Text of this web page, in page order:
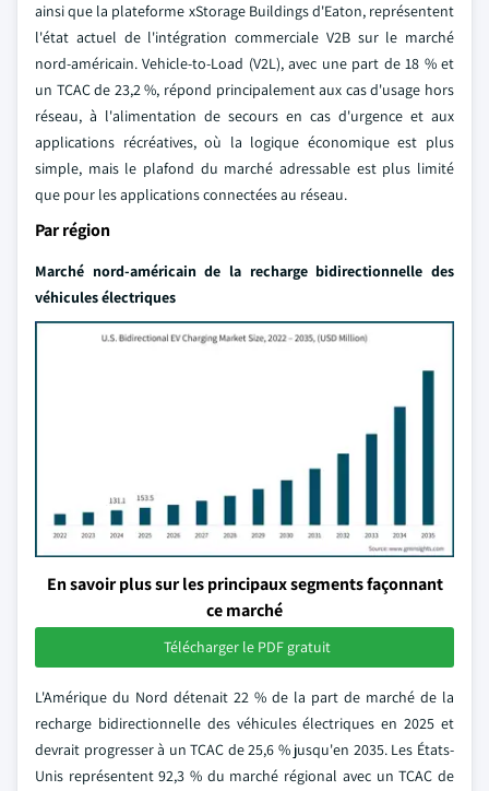
ainsi que la plateforme xStorage Buildings d'Eaton, représentent
l'état actuel de l'intégration commerciale V2B sur le marché
nord-américain. Vehicle-to-Load (V2L), avec une part de 18 % et
un TCAC de 23,2 %, répond principalement aux cas d'usage hors
réseau, à l'alimentation de secours en cas d'urgence et aux
applications récréatives, où la logique économique est plus
simple, mais le plafond du marché adressable est plus limité
que pour les applications connectées au réseau.
Par région
Marché nord-américain de la recharge bidirectionnelle des
véhicules électriques
En savoir plus sur les principaux segments façonnant
ce marché
Télécharger le PDF gratuit
L'Amérique du Nord détenait 22 % de la part de marché de la
recharge bidirectionnelle des véhicules électriques en 2025 et
devrait progresser à un TCAC de 25,6 % jusqu'en 2035. Les États-
Unis représentent 92,3 % du marché régional avec un TCAC de